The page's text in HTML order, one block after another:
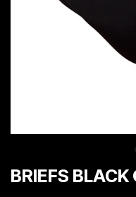
BRIEFS BLACK